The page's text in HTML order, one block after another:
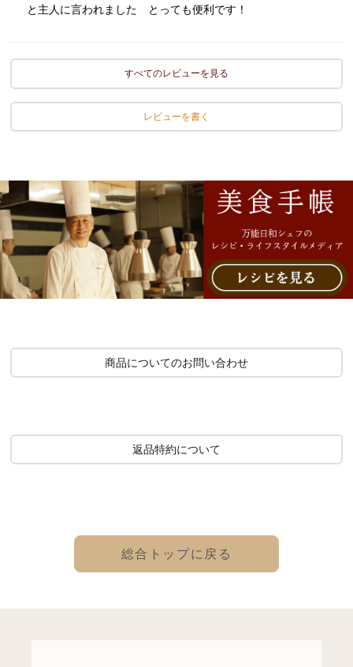
と主人に言われました　とっても便利です！
すべてのレビューを見る
レビューを書く
商品についてのお問い合わせ
返品特約について
総合トップに戻る